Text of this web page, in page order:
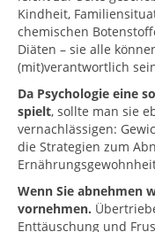
Kindheit,
chemischen
Diäten – sie alle
(mit)verantwortlich
Da Psychologie eine
spielt, sollte man sie
vernachlässigen:
die Strategien zum
Wenn Sie abnehmen
vornehmen.
Enttäuschung und